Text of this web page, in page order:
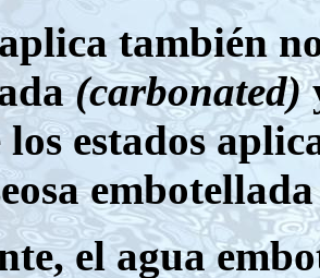
también
(carbonated)
estados
el agua